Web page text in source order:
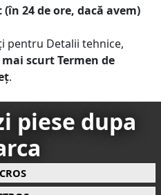
24 de ore, dacă avem)
pentru Detalii tehnice,
mai scurt Termen de
.
piese dupa